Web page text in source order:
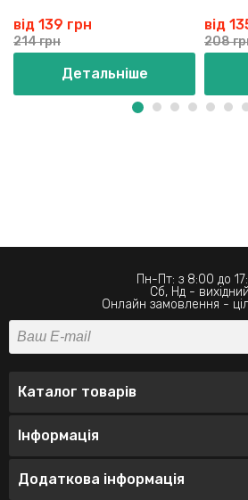
від 139 грн
214 грн
Детальніше
від
208
Пн-Пт: з 8:00 до
Сб, Нд - вихідний
Онлайн замовлення -
Каталог товарів
Інформація
Додаткова інформація